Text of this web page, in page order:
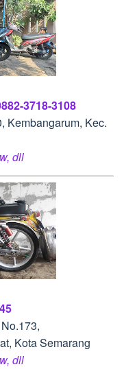
3718-3108
Kembangarum, Kec.
dll
Kota Semarang
dll